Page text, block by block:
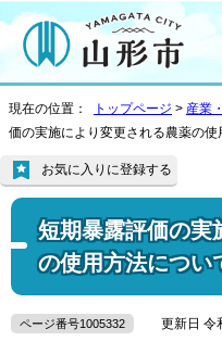
現在の位置： トップページ > 産業
価の実施により変更される農薬の使
短期暴露評価の実
の使用方法につい
お気に入りに登録する
ページ番号1005332 更新日 令